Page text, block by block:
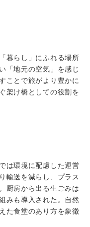
暮らし」にふれる場所
「地元の空気」を感じ
ことで旅がより豊かに
架け橋としての役割を
は環境に配慮した運営
輸送を減らし、プラス
厨房から出る生ごみは
みも導入された。自然
た食堂のあり方を象徴